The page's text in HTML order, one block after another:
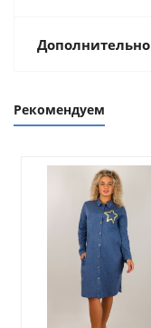
Дополнительно
Рекомендуем